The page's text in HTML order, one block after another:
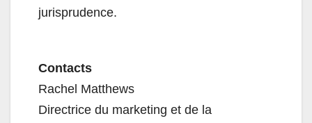
jurisprudence.
Contacts
Rachel Matthews
Directrice du marketing et de la